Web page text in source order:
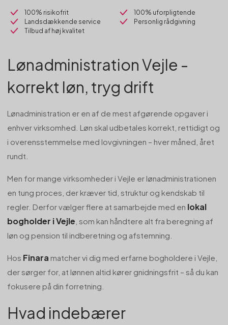
100% risikofrit
100% uforpligtende
Landsdækkende service
Personlig rådgivning
Tilbud af høj kvalitet
Lønadministration Vejle -
korrekt løn, tryg drift
Lønadministration er en af de mest afgørende opgaver i
enhver virksomhed. Løn skal udbetales korrekt, rettidigt og
i overensstemmelse med lovgivningen – hver måned, året
rundt.
Men for mange virksomheder i Vejle er lønadministrationen
en tung proces, der kræver tid, struktur og kendskab til
regler. Derfor vælger flere at samarbejde med en lokal
bogholder i Vejle , som kan håndtere alt fra beregning af
løn og pension til indberetning og afstemning.
Hos Finara matcher vi dig med erfarne bogholdere i Vejle,
der sørger for, at lønnen altid kører gnidningsfrit – så du kan
fokusere på din forretning.
Hvad indebærer